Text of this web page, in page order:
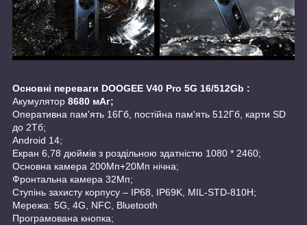
Основні переваги DOOGEE V40 Pro 5G 16/512Gb :
Акумулятор 8680 мАг;
Оперативна пам'ять 16Гб, постійна пам'ять 512Гб, карти SD
до 2Тб;
Android 14;
Екран 6,78 дюймів з роздільною здатністю 1080 * 2460;
Основна камера 200Мп+20Мп нічна;
Фронтальна камера 32Мп;
Ступінь захисту корпусу – IP68, IP69K, MIL-STD-810H;
Мережа: 5G, 4G, NFC, Bluetooth
Програмована кнопка;